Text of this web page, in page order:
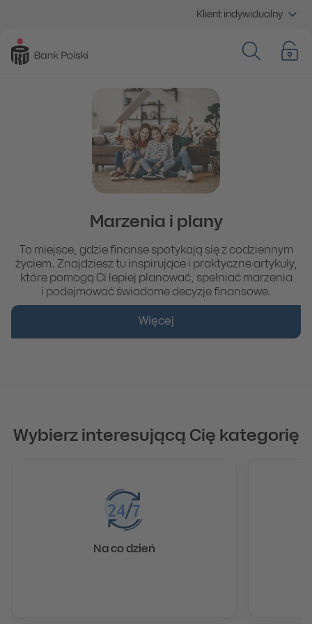
Klient indywidualny
Marzenia i plany
To miejsce, gdzie finanse spotykają się z codziennym
życiem. Znajdziesz tu inspirujące i praktyczne artykuły,
które pomogą Ci lepiej planować, spełniać marzenia
i podejmować świadome decyzje finansowe.
Więcej
Wybierz interesującą Cię kategorię
Na co dzień